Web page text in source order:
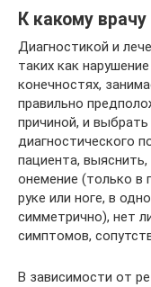
К какому
Диагностикой и
таких как
конечностях,
правильно
причиной, и
диагностического
пациента, выяснить,
онемение (только в
руке или ноге, в
симметрично), нет
симптомов,
В зависимости от